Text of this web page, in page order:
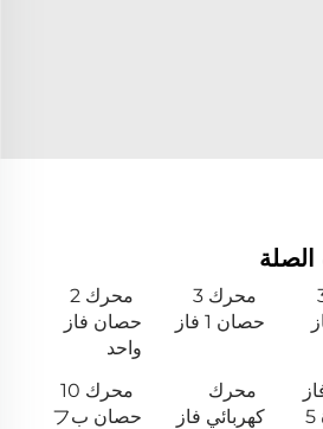
3
محرك 3
حصان 1 فاز
محرك 2
حصان فاز
واحد
واحد قوة 5
محرك
كهربائي فاز
محرك 10
حصان بフ